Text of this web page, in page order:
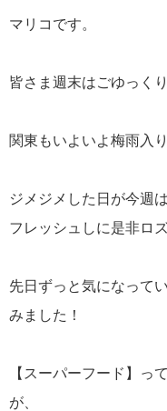
マリコです。
皆さま週末はごゆっく
関東もいよいよ梅雨入
ジメジメした日が今週
フレッシュしに是非ロ
先日ずっと気になって
みました！
【スーパーフード】っ
が、